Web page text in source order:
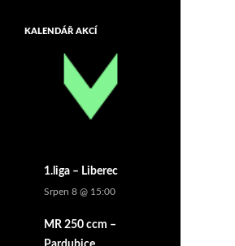
KALENDÁŘ AKCÍ
1.liga – Liberec
Srpen 8 @ 15:00
MR 250 ccm –